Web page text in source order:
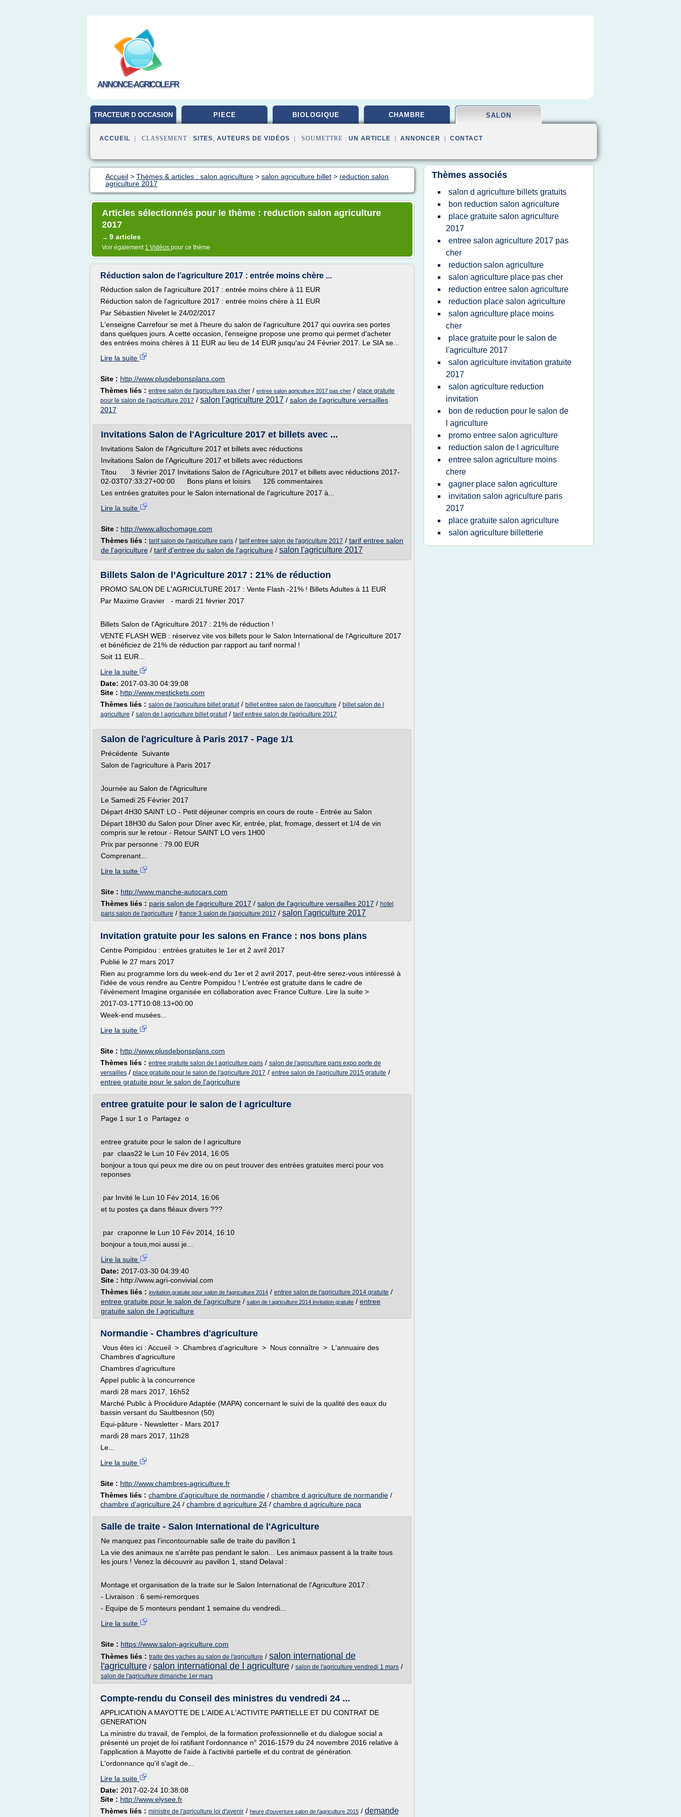
ANNONCE-AGRICOLE.FR
TRACTEUR D OCCASION PIECE BIOLOGIQUE CHAMBRE SALON
ACCUEIL | CLASSEMENT : SITES, AUTEURS DE VIDÉOS | SOUMETTRE : UN ARTICLE ANNONCER CONTACT
Accueil > Thèmes & articles : salon agriculture > salon agriculture billet > reduction salon
agriculture 2017
Articles sélectionnés pour le thème : reduction salon agriculture
2017
→ 9 articles
Voir également 1 Vidéos pour ce thème
Réduction salon de l’agriculture 2017 : entrée moins chère ...
Réduction salon de l'agriculture 2017 : entrée moins chère à 11 EUR
Réduction salon de l'agriculture 2017 : entrée moins chère à 11 EUR
Par Sébastien Nivelet le 24/02/2017
L'enseigne Carrefour se met à l'heure du salon de l'agriculture 2017 qui ouvrira ses portes
dans quelques jours. A cette occasion, l'enseigne propose une promo qui permet d'acheter
des entrées moins chères à 11 EUR au lieu de 14 EUR jusqu'au 24 Février 2017. Le SIA se...
Lire la suite
Site : http://www.plusdebonsplans.com
Thèmes liés : entree salon de l'agriculture pas cher / entree salon agriculture 2017 pas cher / place gratuite
pour le salon de l'agriculture 2017 / salon l'agriculture 2017 / salon de l'agriculture versailles
2017
Invitations Salon de l'Agriculture 2017 et billets avec ...
Invitations Salon de l'Agriculture 2017 et billets avec réductions
Invitations Salon de l'Agriculture 2017 et billets avec réductions
Titou 3 février 2017 Invitations Salon de l'Agriculture 2017 et billets avec réductions 2017-
02-03T07:33:27+00:00 Bons plans et loisirs 126 commentaires
Les entrées gratuites pour le Salon international de l'agriculture 2017 à...
Lire la suite
Site : http://www.allochomage.com
Thèmes liés : tarif salon de l'agriculture paris / tarif entree salon de l'agriculture 2017 / tarif entree salon
de l'agriculture / tarif d'entree du salon de l'agriculture / salon l'agriculture 2017
Billets Salon de l’Agriculture 2017 : 21% de réduction
PROMO SALON DE L'AGRICULTURE 2017 : Vente Flash -21% ! Billets Adultes à 11 EUR
Par Maxime Gravier - mardi 21 février 2017
Billets Salon de l'Agriculture 2017 : 21% de réduction !
VENTE FLASH WEB : réservez vite vos billets pour le Salon International de l'Agriculture 2017
et bénéficiez de 21% de réduction par rapport au tarif normal !
Soit 11 EUR...
Lire la suite
Date: 2017-03-30 04:39:08
Site : http://www.mestickets.com
Thèmes liés : salon de l'agriculture billet gratuit/ billet entree salon de l'agriculture / billet salon de l
agriculture / salon de l agriculture billet gratuit/ tarif entree salon de l'agriculture 2017
Salon de l'agriculture à Paris 2017 - Page 1/1
Précédente Suivante
Salon de l'agriculture à Paris 2017
Journée au Salon de l'Agriculture
Le Samedi 25 Février 2017
Départ 4H30 SAINT LO - Petit déjeuner compris en cours de route - Entrée au Salon
Départ 18H30 du Salon pour Dîner avec Kir, entrée, plat, fromage, dessert et 1/4 de vin
compris sur le retour - Retour SAINT LO vers 1H00
Prix par personne : 79.00 EUR
Comprenant...
Lire la suite
Site : http://www.manche-autocars.com
Thèmes liés : paris salon de l'agriculture 2017 / salon de l'agriculture versailles 2017 / hotel
paris salon de l'agriculture / france 3 salon de l'agriculture 2017 / salon l'agriculture 2017
Invitation gratuite pour les salons en France : nos bons plans
Centre Pompidou : entrées gratuites le 1er et 2 avril 2017
Publié le 27 mars 2017
Rien au programme lors du week-end du 1er et 2 avril 2017, peut-être serez-vous intéressé à
l'idée de vous rendre au Centre Pompidou ! L'entrée est gratuite dans le cadre de
l'évènement Imagine organisée en collaboration avec France Culture. Lire la suite >
2017-03-17T10:08:13+00:00
Week-end musées...
Lire la suite
Site : http://www.plusdebonsplans.com
Thèmes liés : entree gratuite salon de l agriculture paris / salon de l'agriculture paris expo porte de
versailles / place gratuite pour le salon de l'agriculture 2017 / entree salon de l'agriculture 2015 gratuite /
entree gratuite pour le salon de l'agriculture
entree gratuite pour le salon de l agriculture
Page 1 sur 1 o Partagez o
entree gratuite pour le salon de l agriculture
par claas22 le Lun 10 Fév 2014, 16:05
bonjour a tous qui peux me dire ou on peut trouver des entrées gratuites merci pour vos
reponses
par Invité le Lun 10 Fév 2014, 16:06
et tu postes ça dans fléaux divers ???
par craponne le Lun 10 Fév 2014, 16:10
bonjour a tous,moi aussi je...
Lire la suite
Date: 2017-03-30 04:39:40
Site : http://www.agri-convivial.com
Thèmes liés : invitation gratuite pour salon de l'agriculture 2014 / entree salon de l'agriculture 2014 gratuite /
entree gratuite pour le salon de l'agriculture / salon de l agriculture 2014 invitation gratuite / entree
gratuite salon de l agriculture
Normandie - Chambres d'agriculture
Vous êtes ici : Accueil > Chambres d'agriculture > Nous connaître > L'annuaire des
Chambres d'agriculture
Chambres d'agriculture
Appel public à la concurrence
mardi 28 mars 2017, 16h52
Marché Public à Procédure Adaptée (MAPA) concernant le suivi de la qualité des eaux du
bassin versant du Saultbesnon (50)
Equi-pâture - Newsletter - Mars 2017
mardi 28 mars 2017, 11h28
Le...
Lire la suite
Site : http://www.chambres-agriculture.fr
Thèmes liés : chambre d'agriculture de normandie / chambre d agriculture de normandie /
chambre d'agriculture 24 / chambre d agriculture 24 / chambre d agriculture paca
Salle de traite - Salon International de l'Agriculture
Ne manquez pas l'incontournable salle de traite du pavillon 1
La vie des animaux ne s'arrête pas pendant le salon... Les animaux passent à la traite tous
les jours ! Venez la découvrir au pavillon 1, stand Delaval :
Montage et organisation de la traite sur le Salon International de l'Agriculture 2017 :
- Livraison : 6 semi-remorques
- Equipe de 5 monteurs pendant 1 semaine du vendredi...
Lire la suite
Site : https://www.salon-agriculture.com
Thèmes liés : traite des vaches au salon de l'agriculture / salon international de
l'agriculture / salon international de l agriculture / salon de l'agriculture vendredi 1 mars /
salon de l'agriculture dimanche 1er mars
Compte-rendu du Conseil des ministres du vendredi 24 ...
APPLICATION A MAYOTTE DE L'AIDE A L'ACTIVITE PARTIELLE ET DU CONTRAT DE
GENERATION
La ministre du travail, de l'emploi, de la formation professionnelle et du dialogue social a
présenté un projet de loi ratifiant l'ordonnance n° 2016-1579 du 24 novembre 2016 relative à
l'application à Mayotte de l'aide à l'activité partielle et du contrat de génération.
L'ordonnance qu'il s'agit de...
Lire la suite
Date: 2017-02-24 10:38:08
Site : http://www.elysee.fr
Thèmes liés : ministre de l'agriculture loi d'avenir / heure d'ouverture salon de l'agriculture 2015 / demande
Thèmes associés
salon d agriculture billets gratuits
bon reduction salon agriculture
place gratuite salon agriculture
2017
entree salon agriculture 2017 pas
cher
reduction salon agriculture
salon agriculture place pas cher
reduction entree salon agriculture
reduction place salon agriculture
salon agriculture place moins
cher
place gratuite pour le salon de
l'agriculture 2017
salon agriculture invitation gratuite
2017
salon agriculture reduction
invitation
bon de reduction pour le salon de
l agriculture
promo entree salon agriculture
reduction salon de l agriculture
entree salon agriculture moins
chere
gagner place salon agriculture
invitation salon agriculture paris
2017
place gratuite salon agriculture
salon agriculture billetterie